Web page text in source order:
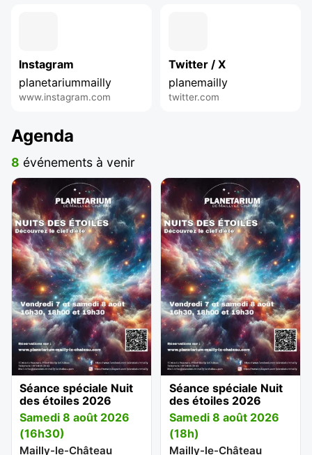
Instagram
planetariummailly
www.instagram.com
Twitter / X
planemailly
twitter.com
Agenda
8 événements à venir
Séance spéciale Nuit
des étoiles 2026
Samedi 8 août 2026
(16h30)
Mailly-le-Château
Séance spéciale Nuit
des étoiles 2026
Samedi 8 août 2026
(18h)
Mailly-le-Château